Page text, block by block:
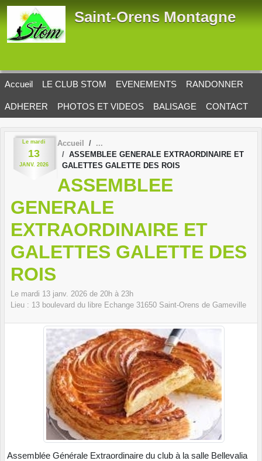
Saint-Orens Montagne
Accueil LE CLUB STOM EVENEMENTS RANDONNER
ADHERER PHOTOS ET VIDEOS BALISAGE CONTACT
Le mardi
13
JANV. 2026
Accueil
ASSEMBLEE GENERALE EXTRAORDINAIRE ET
GALETTES GALETTE DES ROIS
ASSEMBLEE
GENERALE
EXTRAORDINAIRE ET
GALETTES GALETTE DES
ROIS
Le mardi 13 janv. 2026 de 20h à 23h
Lieu : 13 boulevard du libre Echange 31650 Saint-Orens de Gameville
Assemblée Générale Extraordinaire du club à la salle Bellevalia
Panneau de gestion des cookies